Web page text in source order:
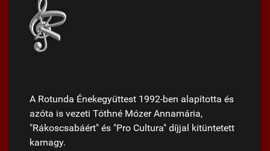
A Rotunda Énekegyüttest 1992-ben alapította és
azóta is vezeti Tóthné Mózer Annamária,
"Rákoscsabáért" és "Pro Cultura" díjjal kitüntetett
karnagy.